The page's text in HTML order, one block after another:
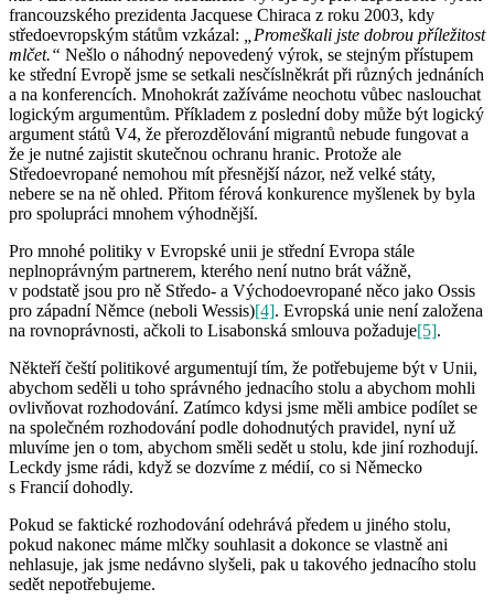
francouzského prezidenta Jacquese Chiraca z roku 2003, kdy
středoevropským státům vzkázal:
„Promeškali jste dobrou příležitost
mlčet.“ Nešlo o náhodný nepovedený výrok, se stejným přístupem
ke střední Evropě jsme se setkali nesčíslněkrát při různých jednáních
a na konferencích. Mnohokrát zažíváme neochotu vůbec naslouchat
logickým argumentům. Příkladem z poslední doby může být logický
argument států V4, že přerozdělování migrantů nebude fungovat a
že je nutné zajistit skutečnou ochranu hranic. Protože ale
Středoevropané nemohou mít přesnější názor, než velké státy,
nebere se na ně ohled. Přitom férová konkurence myšlenek by byla
pro spolupráci mnohem výhodnější.
Pro mnohé politiky v Evropské unii je střední Evropa stále
neplnoprávným partnerem, kterého není nutno brát vážně,
v podstatě jsou pro ně Středo- a Východoevropané něco jako Ossis
pro západní Němce (neboli Wessis)[4]. Evropská unie není založena
na rovnoprávnosti, ačkoli to Lisabonská smlouva požaduje[5].
Někteří čeští politikové argumentují tím, že potřebujeme být v Unii,
abychom seděli u toho správného jednacího stolu a abychom mohli
ovlivňovat rozhodování. Zatímco kdysi jsme měli ambice podílet se
na společném rozhodování podle dohodnutých pravidel, nyní už
mluvíme jen o tom, abychom směli sedět u stolu, kde jiní rozhodují.
Leckdy jsme rádi, když se dozvíme z médií, co si Německo
s Francií dohodly.
Pokud se faktické rozhodování odehrává předem u jiného stolu,
pokud nakonec máme mlčky souhlasit a dokonce se vlastně ani
nehlasuje, jak jsme nedávno slyšeli, pak u takového jednacího stolu
sedět nepotřebujeme.